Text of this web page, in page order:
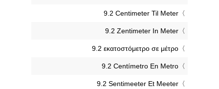
‎9.2 Centimeter Til Meter
‎9.2 Zentimeter In Meter
‎9.2 εκατοστόμετρο σε μέτρο
‎9.2 Centímetro En Metro
‎9.2 Sentimeeter Et Meeter